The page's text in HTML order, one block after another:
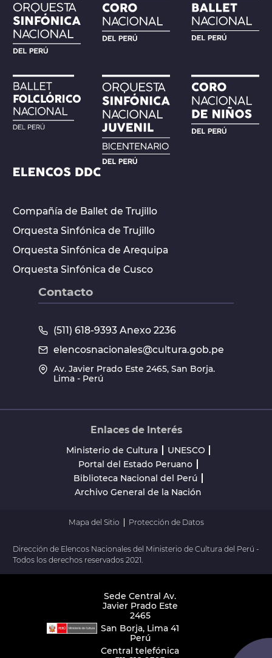
Compañía de Ballet de Trujillo
Orquesta Sinfónica de Trujillo
Orquesta Sinfónica de Arequipa
Orquesta Sinfónica de Cusco
Contacto
(511) 618-9393 Anexo 2236
elencosnacionales@cultura.gob.pe
Av. Javier Prado Este 2465, San Borja.
Lima - Perú
Enlaces de Interés
Ministerio de Cultura
UNESCO
Portal del Estado Peruano
Biblioteca Nacional del Perú
Archivo General de la Nación
Mapa del Sitio Protección de Datos
Dirección de Elencos Nacionales del Ministerio de Cultura del Perú -
Todos los derechos reservados 2021.
Sede Central Av.
Javier Prado Este
2465
San Borja, Lima 41
Perú
Central telefónica